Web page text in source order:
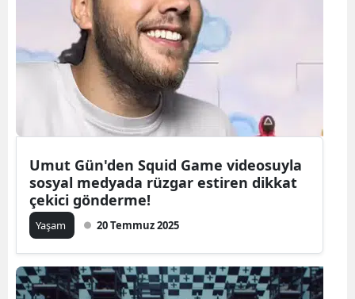
Umut Gün'den Squid Game videosuyla
sosyal medyada rüzgar estiren dikkat
çekici gönderme!
Yaşam 20 Temmuz 2025